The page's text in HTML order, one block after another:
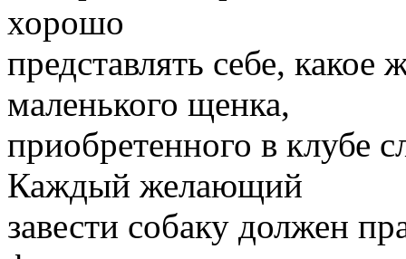
хорошо
представлять себе, какое
маленького щенка,
приобретенного в клубе
Каждый желающий
завести собаку должен